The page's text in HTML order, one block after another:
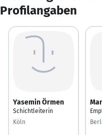
Profilangaben
Yasemin Örmen
Schichtleiterin
Köln